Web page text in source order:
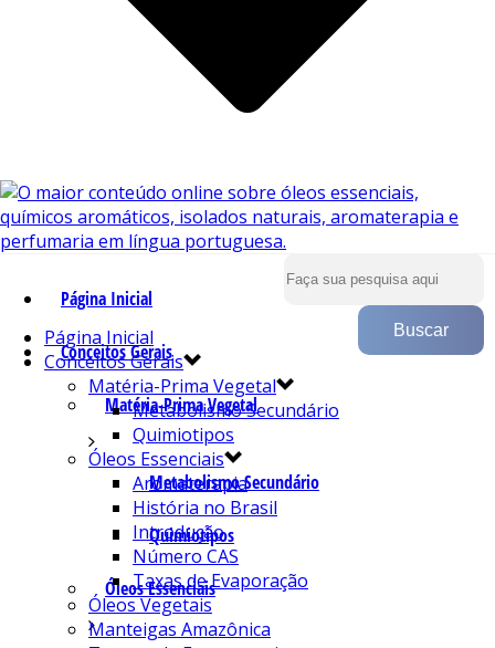
Página Inicial
Conceitos Gerais
Matéria-Prima Vegetal
Metabolismo Secundário
Quimiotipos
Óleos Essenciais
Página Inicial
Conceitos Gerais
Matéria-Prima Vegetal
Metabolismo Secundário
Quimiotipos
Óleos Essenciais
Aromaterapia
História no Brasil
Introdução
Número CAS
Taxas de Evaporação
Óleos Vegetais
Manteigas Amazônica